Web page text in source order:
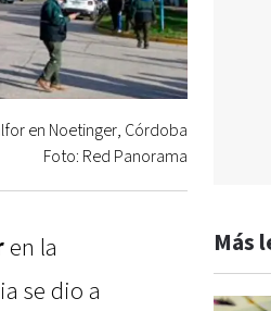
en Noetinger, Córdoba
Foto: Red Panorama
en la
se dio a
Más